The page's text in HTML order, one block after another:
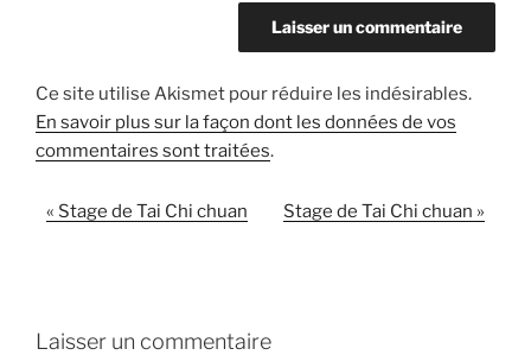
Ce site utilise Akismet pour réduire les indésirables.
En savoir plus sur la façon dont les données de vos
commentaires sont traitées.
N
g
« Stage de Tai Chi chuan Stage de Tai Chi chuan »
Laisser un commentaire